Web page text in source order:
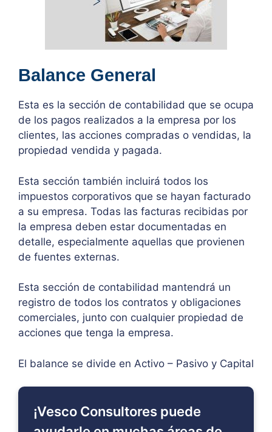
Balance General
Esta es la sección de contabilidad que se ocupa
de los pagos realizados a la empresa por los
clientes, las acciones compradas o vendidas, la
propiedad vendida y pagada.
Esta sección también incluirá todos los
impuestos corporativos que se hayan facturado
a su empresa. Todas las facturas recibidas por
la empresa deben estar documentadas en
detalle, especialmente aquellas que provienen
de fuentes externas.
Esta sección de contabilidad mantendrá un
registro de todos los contratos y obligaciones
comerciales, junto con cualquier propiedad de
acciones que tenga la empresa.
El balance se divide en Activo – Pasivo y Capital
¡Vesco Consultores puede